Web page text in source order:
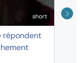
short
répondent